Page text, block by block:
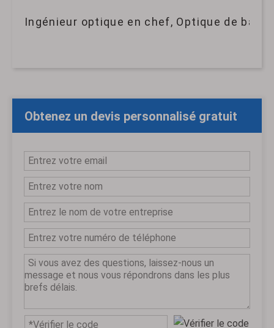
Ingénieur optique en chef, Optique de
Obtenez un devis personnalisé gratuit